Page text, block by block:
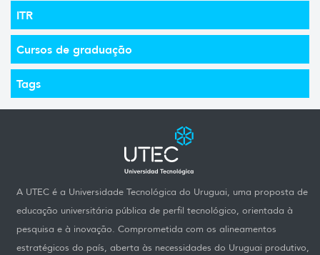
ITR
Cursos de graduação
Tags
A UTEC é a Universidade Tecnológica do Uruguai, uma proposta de
educação universitária pública de perfil tecnológico, orientada à
pesquisa e à inovação. Comprometida com os alineamentos
estratégicos do país, aberta às necessidades do Uruguai produtivo,